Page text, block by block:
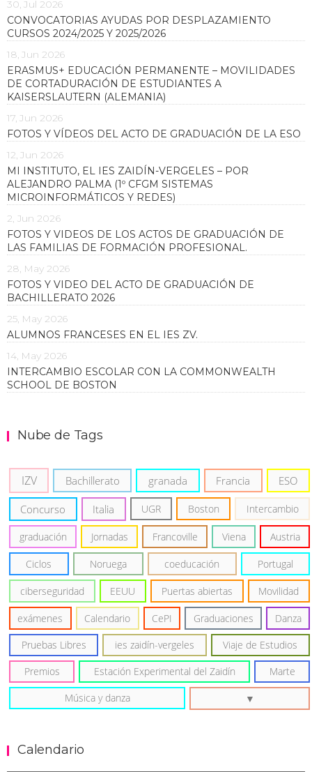
30, Jul 2026
CONVOCATORIAS AYUDAS POR DESPLAZAMIENTO
CURSOS 2024/2025 Y 2025/2026
18, Jun 2026
ERASMUS+ EDUCACIÓN PERMANENTE – MOVILIDADES
DE CORTADURACIÓN DE ESTUDIANTES A
KAISERSLAUTERN (ALEMANIA)
17, Jun 2026
FOTOS Y VÍDEOS DEL ACTO DE GRADUACIÓN DE LA ESO
12, Jun 2026
MI INSTITUTO, EL IES ZAIDÍN-VERGELES – POR
ALEJANDRO PALMA (1º CFGM SISTEMAS
MICROINFORMÁTICOS Y REDES)
2, Jun 2026
FOTOS Y VIDEOS DE LOS ACTOS DE GRADUACIÓN DE
LAS FAMILIAS DE FORMACIÓN PROFESIONAL.
28, May 2026
FOTOS Y VIDEO DEL ACTO DE GRADUACIÓN DE
BACHILLERATO 2026
25, May 2026
ALUMNOS FRANCESES EN EL IES ZV.
14, May 2026
INTERCAMBIO ESCOLAR CON LA COMMONWEALTH
SCHOOL DE BOSTON
Nube de Tags
IZV Bachillerato granada Francia ESO
Concurso Italia UGR Boston Intercambio
graduación Jornadas Francoville Viena Austria
Ciclos Noruega coeducación Portugal
ciberseguridad EEUU Puertas abiertas Movilidad
exámenes Calendario CePI Graduaciones Danza
Pruebas Libres ies zaidín-vergeles Viaje de Estudios
Premios Estación Experimental del Zaidín Marte
Música y danza
Calendario